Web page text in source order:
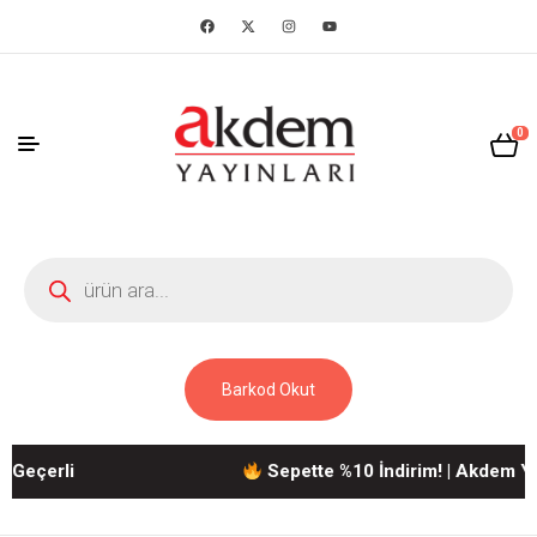
0
Barkod Okut
Sepette %10 İndirim! | Akdem